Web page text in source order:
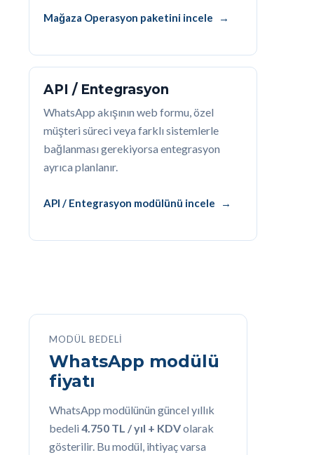
Mağaza Operasyon paketini incele
API / Entegrasyon
WhatsApp akışının web formu, özel
müşteri süreci veya farklı sistemlerle
bağlanması gerekiyorsa entegrasyon
ayrıca planlanır.
API / Entegrasyon modülünü incele
MODÜL BEDELI
WhatsApp modülü
fiyatı
WhatsApp modülünün güncel yıllık
bedeli 4.750 TL / yıl + KDVolarak
gösterilir. Bu modül, ihtiyaç varsa